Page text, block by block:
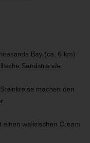
Bay (ca. 6 km)
Sandstrände.
machen den
einen walisischen Cream